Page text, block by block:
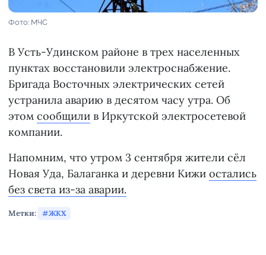
Фото: МЧС
В Усть-Удинском районе в трех населенных
пунктах восстановили электроснабжение.
Бригада Восточных электрических сетей
устранила аварию в десятом часу утра. Об
этом сообщили в Иркутской электросетевой
компании.
Напомним, что утром 3 сентября жители сёл
Новая Уда, Балаганка и деревни Кижи остались
без света из-за аварии.
Метки: ЖКХ